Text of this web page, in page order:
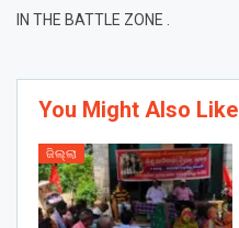
IN THE BATTLE ZONE .
You Might Also Like
ଜିଲ୍ଲା